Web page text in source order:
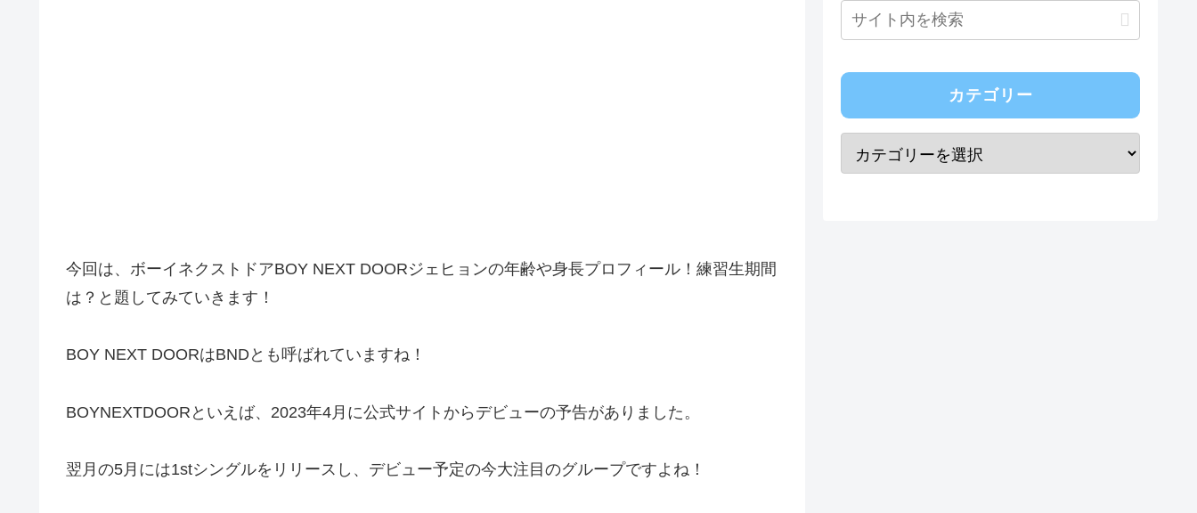
今回は、ボーイネクストドアBOY NEXT DOORジェヒョンの年齢や身長プロフィール！練習生期間
は？と題してみていきます！
BOY NEXT DOORはBNDとも呼ばれていますね！
BOYNEXTDOORといえば、2023年4月に公式サイトからデビューの予告がありました。
翌月の5月には1stシングルをリリースし、デビュー予定の今大注目のグループですよね！
カテゴリー